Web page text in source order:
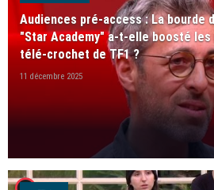
Audiences pré-access : La bourde
"Star Academy" a-t-elle boosté
télé-crochet de TF1 ?
11 décembre 2025